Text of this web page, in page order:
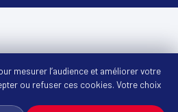
mesurer l’audience et améliorer votre
ou refuser ces cookies. Votre choix